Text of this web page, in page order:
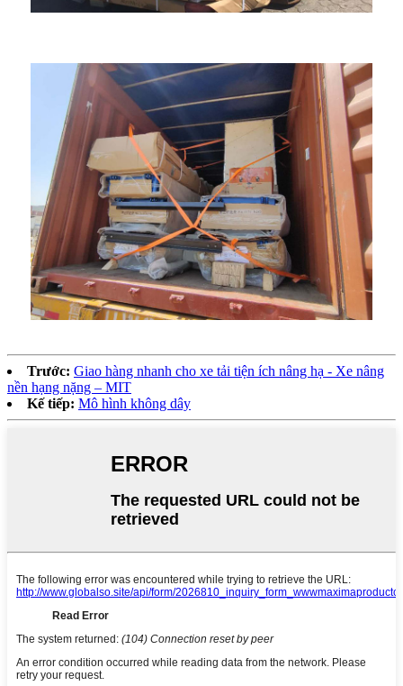
Trước: Giao hàng nhanh cho xe tải tiện ích nâng hạ - Xe nâng
nền hạng nặng – MIT
Kế tiếp: Mô hình không dây